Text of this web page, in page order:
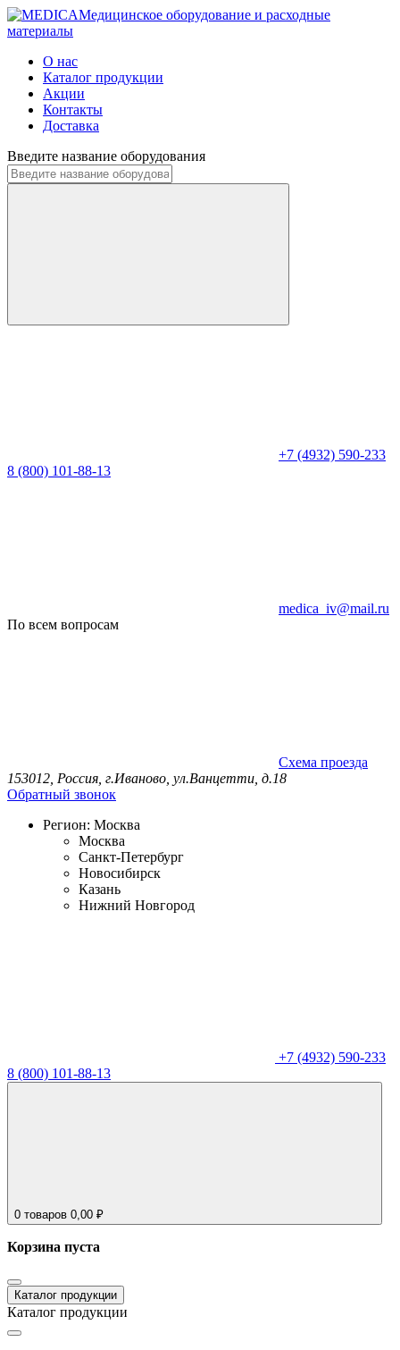
Медицинское оборудование и расходные
материалы
О нас
Каталог продукции
Акции
Контакты
Доставка
Введите название оборудования
+7 (4932) 590-233
8 (800) 101-88-13
medica_iv@mail.ru
По всем вопросам
Схема проезда
153012, Россия, г.Иваново, ул.Ванцетти, д.18
Обратный звонок
Регион: Москва
Москва
Санкт-Петербург
Новосибирск
Казань
Нижний Новгород
+7 (4932) 590-233
8 (800) 101-88-13
0 товаров 0,00 ₽
Корзина пуста
Каталог продукции
Каталог продукции